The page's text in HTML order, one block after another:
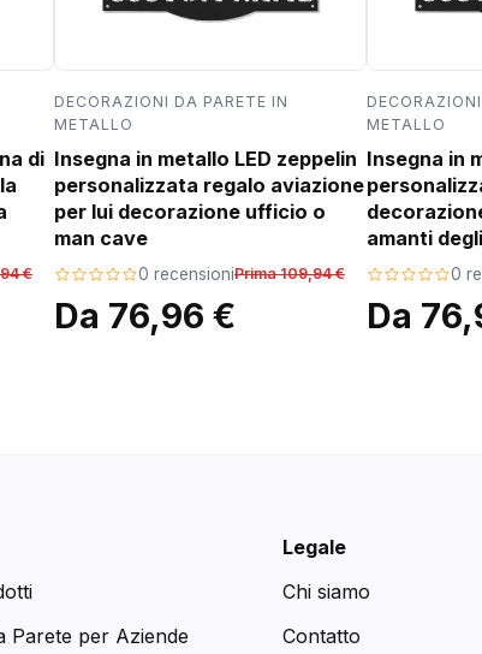
di
€
DECORAZIONI DA PARETE IN
METALLO
Insegna in metallo LED zeppelin
personalizzata regalo aviazione
per lui decorazione ufficio o
man cave
0 recensioniPrima 109,94 €
Da 76,96 €
METALLO
Insegna in
amanti
0
Da
Parete per Aziende
Legale
Chi siamo
Contatto